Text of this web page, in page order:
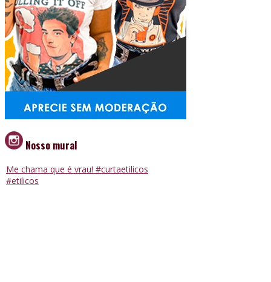
Nosso mural
Me chama que é vrau! #curtaetilicos
#etilicos